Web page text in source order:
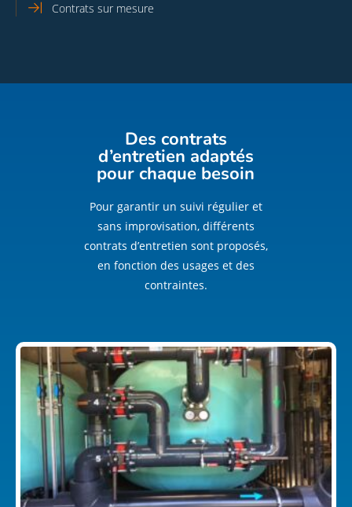
Contrats sur mesure
Des contrats
d’entretien adaptés
pour chaque besoin
Pour garantir un suivi régulier et
sans improvisation, différents
contrats d’entretien sont proposés,
en fonction des usages et des
contraintes.